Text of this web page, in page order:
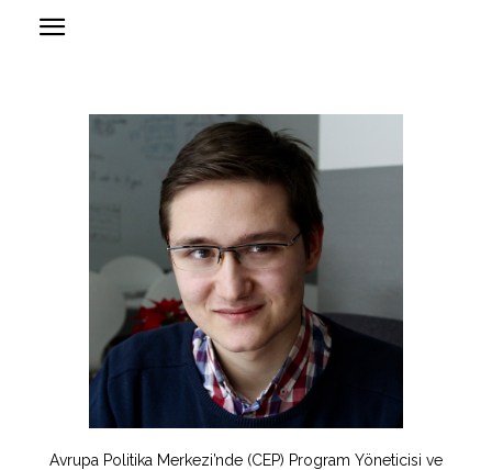
Avrupa Politika Merkezi’nde (CEP) Program Yöneticisi ve